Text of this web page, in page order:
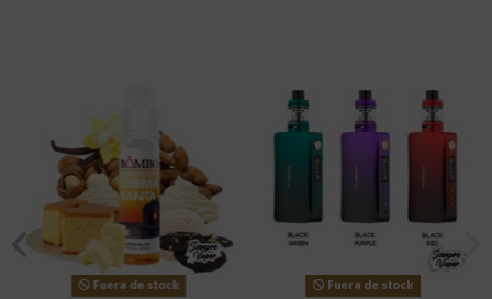
Fuera de stock Fuera de stock